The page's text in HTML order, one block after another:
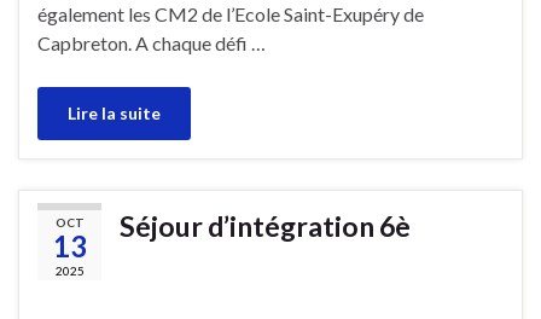
également les CM2 de l’Ecole Saint-Exupéry de
Capbreton. A chaque défi …
Lire la suite
OCT
13
2025
Séjour d’intégration 6è